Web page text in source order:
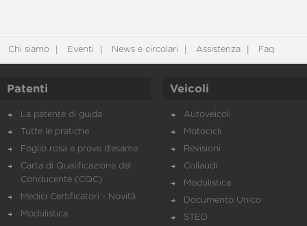
Chi siamo Eventi News e circolari Assistenza Faq
Patenti
La patente di guida
Tutte le pratiche
Foglio rosa e prove d’esame
Carta di Qualificazione del
Conducente (CQC)
Medici Certificatori - Novità
Modulistica
Veicoli
Autoveicoli
Motocicli
Revisioni
Collaudi
Modulistica
Documento Unico
STED